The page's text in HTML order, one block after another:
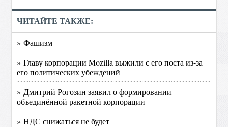
ЧИТАЙТЕ ТАКЖЕ:
» Фашизм
» Главу корпорации Mozilla выжили с его поста из-за
его политических убеждений
» Дмитрий Рогозин заявил о формировании
объединённой ракетной корпорации
» НДС снижаться не будет